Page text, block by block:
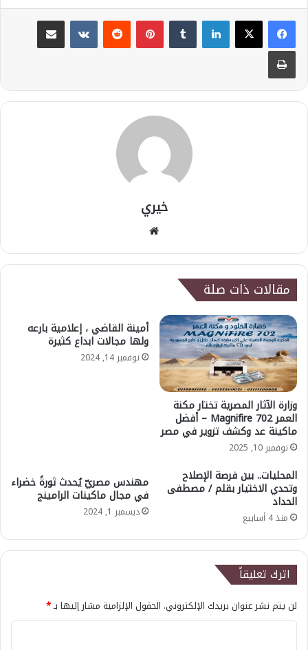
لينكدإن بينتيريست
مشاركة عبر البريد
طباعة
خيري
مقالات ذات صلة
وزارة الآثار المصرية تختار مكنة
العمر Magnifire 702 – أفضل
ماكينة عد وكشف تزوير في مصر
نوفمبر 10, 2025
أمينة القاضي ، إعلامية بارعه
ولها مجالات ابداع كثيرة
نوفمبر 14, 2024
المحليات.. بين فرصة الإصلاح
وتحدي الاختيار بقلم / مصطفى
الحداد
منذ 4 أسابيع
مهندس مصريّ يُحدث ثورةً خضراء
في مجال ماكينات الرامينج
ديسمبر 1, 2024
اترك تعليقاً
لن يتم نشر عنوان بريدك الإلكتروني. الحقول الإلزامية مشار إليها بـ*